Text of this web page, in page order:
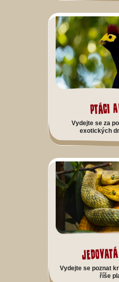
Ptáci
Vydejte se za
exotických
Vydejte se poznat
říše